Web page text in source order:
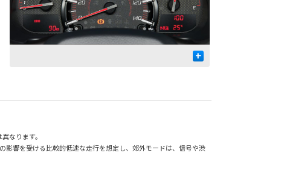
+
なります。
響を受ける比較的低速な走行を想定し、郊外モードは、信号や渋